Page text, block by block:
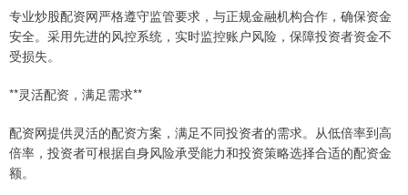
专业炒股配资网严格遵守监管要求，与正规金融机构合作，确保资金
安全。采用先进的风控系统，实时监控账户风险，保障投资者资金不
受损失。
**灵活配资，满足需求**
配资网提供灵活的配资方案，满足不同投资者的需求。从低倍率到高
倍率，投资者可根据自身风险承受能力和投资策略选择合适的配资金
额。